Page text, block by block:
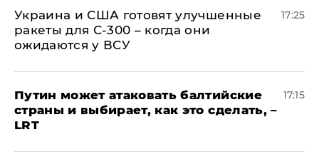
Украина и США готовят улучшенные
ракеты для С-300 – когда они
ожидаются у ВСУ
17:25
Путин может атаковать балтийские
страны и выбирает, как это сделать, –
LRT
17:15